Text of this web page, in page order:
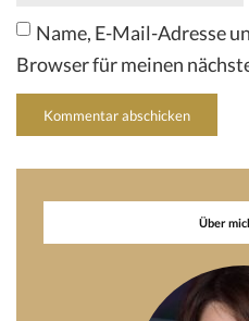
Name, E-Mail-Adresse
Browser für meinen
Über